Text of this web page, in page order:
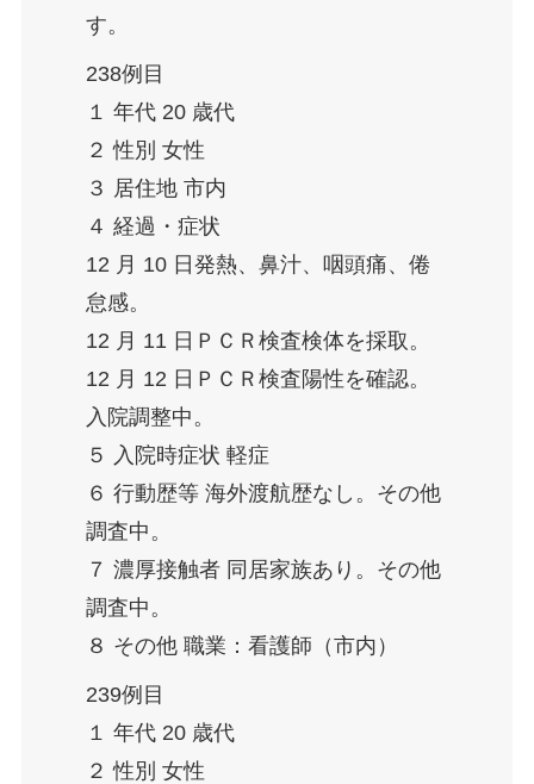
す。
238例目
１ 年代 20 歳代
２ 性別 女性
３ 居住地 市内
４ 経過・症状
12 月 10 日発熱、鼻汁、咽頭痛、倦
怠感。
12 月 11 日ＰＣＲ検査検体を採取。
12 月 12 日ＰＣＲ検査陽性を確認。
入院調整中。
５ 入院時症状 軽症
６ 行動歴等 海外渡航歴なし。その他
調査中。
７ 濃厚接触者 同居家族あり。その他
調査中。
８ その他 職業：看護師（市内）
239例目
１ 年代 20 歳代
２ 性別 女性